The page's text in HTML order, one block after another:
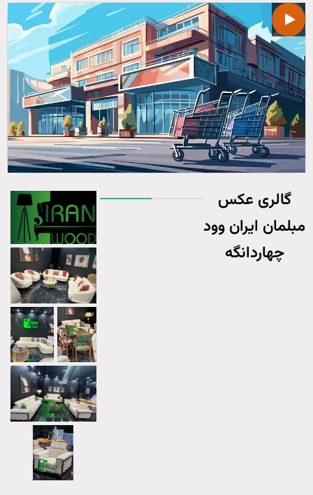
گالری عکس
ایران وود
چهاردانگه